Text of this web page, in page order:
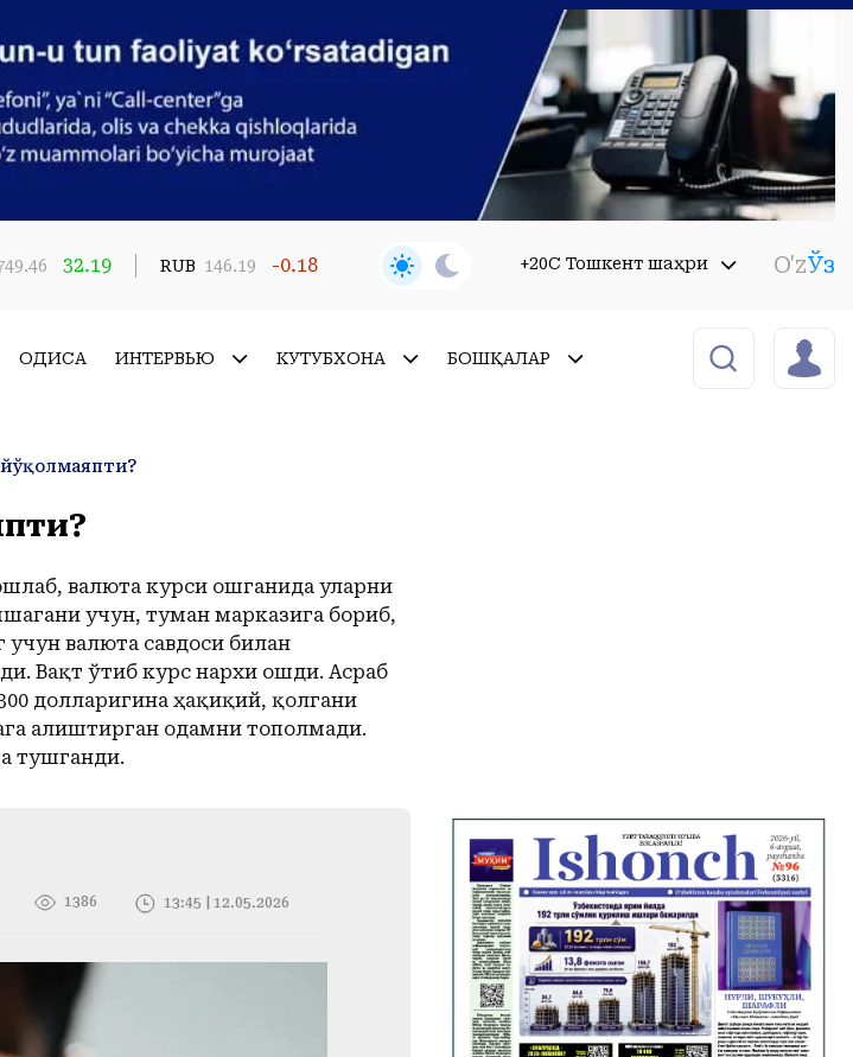
32.19 RUB 146.19 -0.18 +20C Тошкент шаҳри O'zЎз
ҲОДИСА ИНТЕРВЬЮ КУТУБХОНА БОШҚАЛАР
валюта курси ошганида уларни
учун, туман марказига бориб,
валюта савдоси билан
Вақт ўтиб курс нархи ошди. Асраб
долларигина ҳақиқий, қолгани
алиштирган одамни тополмади.
тушганди.
1386 13:45 | 12.05.2026